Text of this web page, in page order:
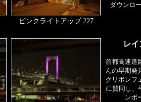
ピンクライトアップ 227
ダウンロ
レ
首都高速道
んの早期発
クリボンフ
に賛同し、
ンボ